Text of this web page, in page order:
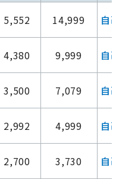
5,552 14,999
4,380 9,999
3,500 7,079
2,992 4,999
2,700 3,730